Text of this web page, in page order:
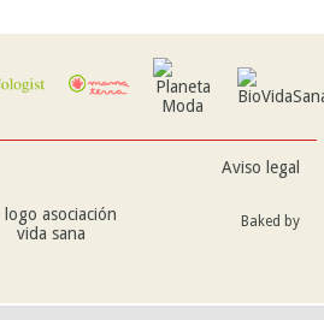
Aviso legal
Baked by